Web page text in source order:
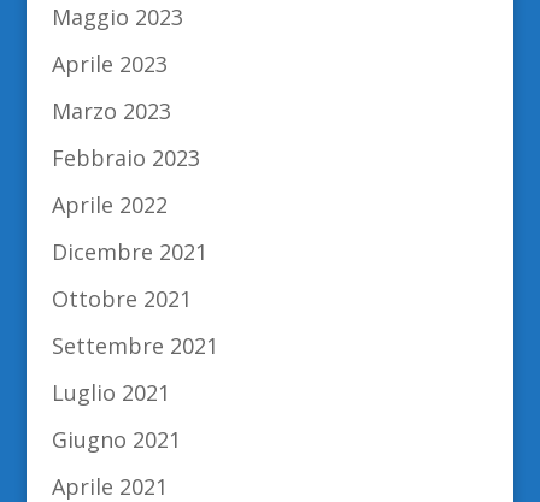
Maggio 2023
Aprile 2023
Marzo 2023
Febbraio 2023
Aprile 2022
Dicembre 2021
Ottobre 2021
Settembre 2021
Luglio 2021
Giugno 2021
Aprile 2021